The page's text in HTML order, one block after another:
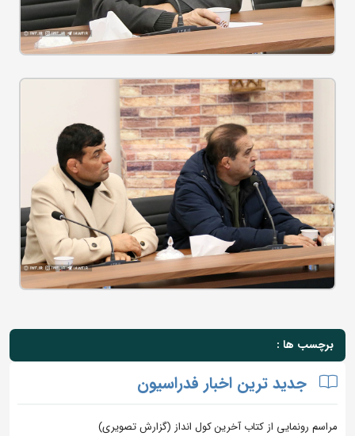
برچسب ها :
جدید ترین اخبار فدراسیون
مراسم رونمایی از کتاب آخرین کول انداز (گزارش تصویری)